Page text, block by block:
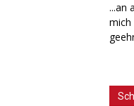
...an
mich